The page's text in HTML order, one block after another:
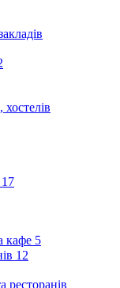
17
кафе 5
12
ресторанів